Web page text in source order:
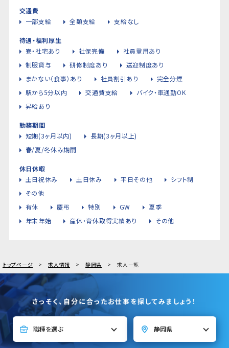
交通費
一部支給
全額支給 支給なし
待遇・福利厚生
寮・社宅あり
社保完備
社員登用あり
制服貸与
研修制度あり
送迎制度あり
まかない（食事）あり
社員割引あり
完全分煙
駅から5分以内
交通費支給
バイク・車通勤OK
昇給あり
勤務期間
短期(3ヶ月以内)
長期(3ヶ月以上)
春/夏/冬休み期間
休日休暇
土日祝休み
土日休み 平日その他
シフト制
その他
有休
慶弔 特別 GW
夏季
年末年始
産休・育休取得実績あり その他
トップページ 求人情報 静岡県 求人一覧
さっそく、自分に合ったお仕事を探してみましょう！